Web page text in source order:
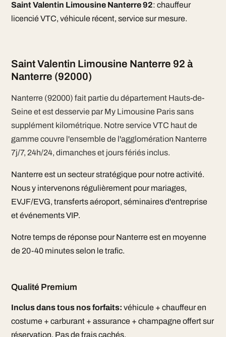
Saint Valentin Limousine Nanterre 92: chauffeur
licencié VTC, véhicule récent, service sur mesure.
Saint Valentin Limousine Nanterre 92 à
Nanterre (92000)
Nanterre (92000) fait partie du département Hauts-de-
Seine et est desservie par My Limousine Paris sans
supplément kilométrique. Notre service VTC haut de
gamme couvre l'ensemble de l'agglomération Nanterre
7j/7, 24h/24, dimanches et jours fériés inclus.
Nanterre est un secteur stratégique pour notre activité.
Nous y intervenons régulièrement pour mariages,
EVJF/EVG, transferts aéroport, séminaires d'entreprise
et événements VIP.
Notre temps de réponse pour Nanterre est en moyenne
de 20-40 minutes selon le trafic.
Qualité Premium
Inclus dans tous nos forfaits: véhicule + chauffeur en
costume + carburant + assurance + champagne offert sur
réservation. Pas de frais cachés.